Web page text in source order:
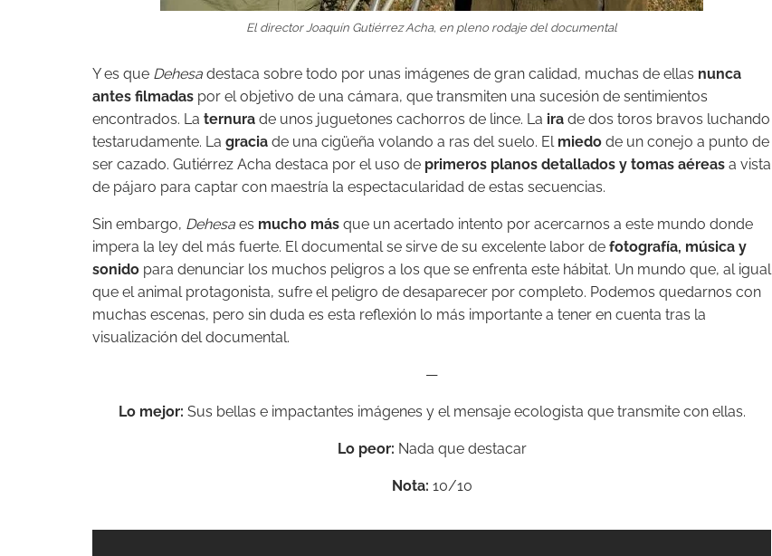
El director Joaquín Gutiérrez Acha, en pleno rodaje del documental
Y es que Dehesa destaca sobre todo por unas imágenes de gran calidad, muchas de ellas nunca
antes filmadas por el objetivo de una cámara, que transmiten una sucesión de sentimientos
encontrados. La ternura de unos juguetones cachorros de lince. La ira de dos toros bravos luchando
testarudamente. La gracia de una cigüeña volando a ras del suelo. El miedo de un conejo a punto de
ser cazado. Gutiérrez Acha destaca por el uso de primeros planos detallados y tomas aéreas a vista
de pájaro para captar con maestría la espectacularidad de estas secuencias.
Sin embargo, Dehesa es mucho más que un acertado intento por acercarnos a este mundo donde
impera la ley del más fuerte. El documental se sirve de su excelente labor de fotografía, música y
sonido para denunciar los muchos peligros a los que se enfrenta este hábitat. Un mundo que, al igual
que el animal protagonista, sufre el peligro de desaparecer por completo. Podemos quedarnos con
muchas escenas, pero sin duda es esta reflexión lo más importante a tener en cuenta tras la
visualización del documental.
—
Lo mejor: Sus bellas e impactantes imágenes y el mensaje ecologista que transmite con ellas.
Lo peor: Nada que destacar
Nota: 10/10